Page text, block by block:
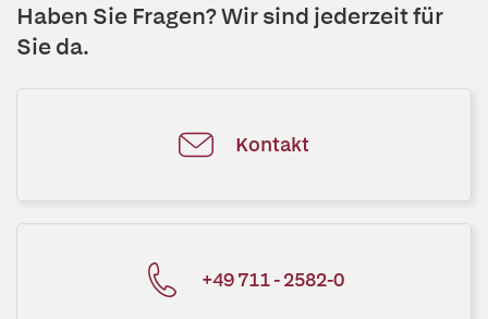
Haben Sie Fragen? Wir sind jederzeit für
Sie da.
Kontakt
+49 711 - 2582-0